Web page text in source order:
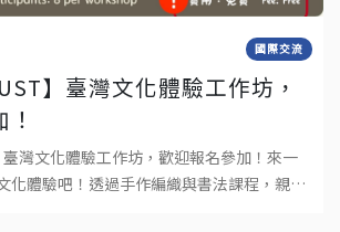
國際交流
】臺灣文化體驗工作坊，
臺灣文化體驗工作坊，歡迎報名參加！來一
化體驗吧！透過手作編織與書法課程，親手